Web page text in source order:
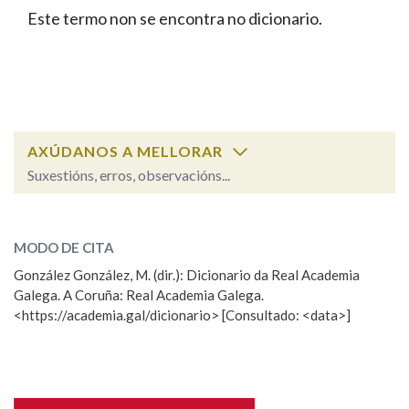
FIGURAS HOMENAXEADAS
PORTAL DAS PALABRAS
Facebook
TwitterYoutubeInstagram
Bluesky
BUSCAR NOS LEMAS
Remata por
BUSCAR NO CONTIDO
Nas definicións
Este termo non se encontra no dicionario.
AXÚDANOS A MELLORAR
Suxestións, erros, observacións...
Observación
Nome
MODO DE CITA
González González, M. (dir.): Dicionario da Real Academia
Galega. A Coruña: Real Academia Galega.
<https://academia.gal/dicionario> [Consultado: <data>]